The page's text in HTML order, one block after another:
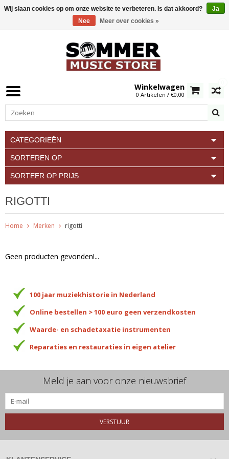
Winkelwagen
0 Artikelen / €0,00
CATEGORIEËN
SORTEREN OP
SORTEER OP PRIJS
RIGOTTI
Home Merken rigotti
Geen producten gevonden!...
100 jaar muziekhistorie in Nederland
Online bestellen > 100 euro geen verzendkosten
Waarde- en schadetaxatie instrumenten
Reparaties en restauraties in eigen atelier
Meld je aan voor onze nieuwsbrief
VERSTUUR
Wij slaan cookies op om onze website te verbeteren. Is dat akkoord?
Ja
Nee
Meer over cookies »